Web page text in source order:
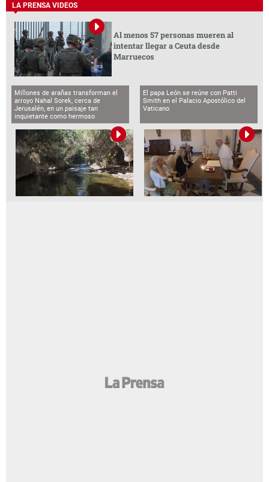
LA PRENSA VIDEOS
Al menos 57 personas mueren al
intentar llegar a Ceuta desde
Marruecos
Millones de arañas transforman el
arroyo Nahal Sorek, cerca de
Jerusalén, en un paisaje tan
inquietante como hermoso
El papa León se reúne con Patti
Smith en el Palacio Apostólico del
Vaticano